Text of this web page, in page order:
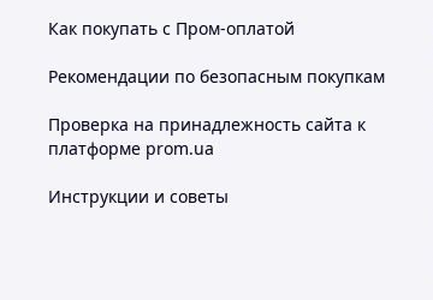
Как покупать с Пром-оплатой
Рекомендации по безопасным покупкам
Проверка на принадлежность сайта к
платформе prom.ua
Инструкции и советы